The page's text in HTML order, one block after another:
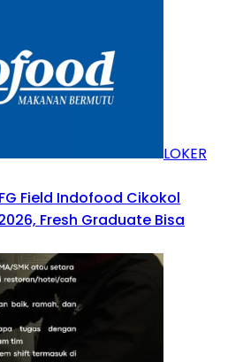
LOKER
Field Indofood Cikokol
Fresh Graduate Bisa